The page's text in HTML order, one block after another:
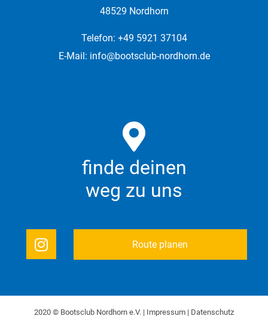
48529 Nordhorn
Telefon: +49 5921 37104
E-Mail: info@bootsclub-nordhorn.de
finde deinen
weg zu uns
Route planen
2020 © Bootsclub Nordhorn e.V. | Impressum | Datenschutz